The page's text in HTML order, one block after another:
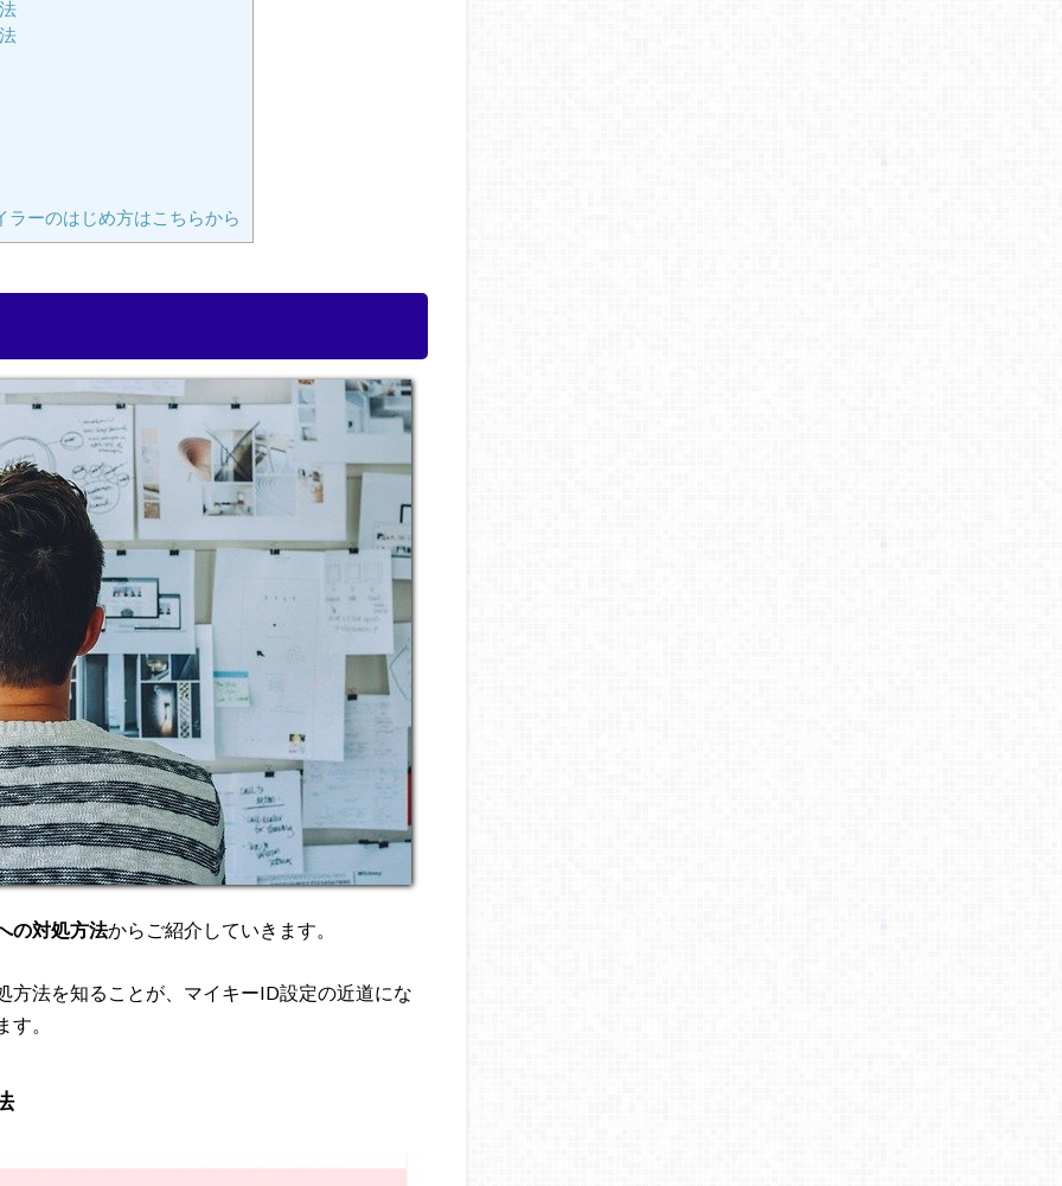
ーのはじめ方はこちらから
の対処方法からご紹介していきます。
方法を知ることが、マイキーID設定の近道にな
。